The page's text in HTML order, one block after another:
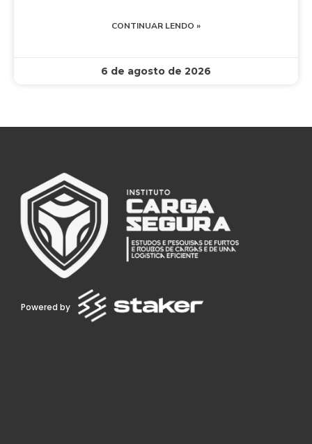
CONTINUAR LENDO »
6 de agosto de 2026
Powered by